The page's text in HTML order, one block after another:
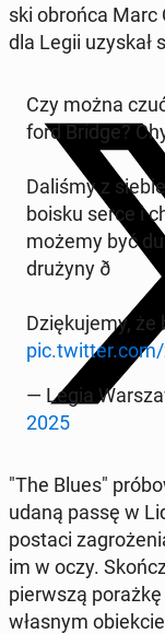
ski obrońca Marc
dla Legii uzyskał
Czy można
ford Bridge?
Daliśmy z
boisku serce i
możemy być
drużyny ð
Dzię­ku­je­my, że
— Legia
2025
"The Blues"
udaną passę w
postaci
im w oczy.
pierw­szą
własnym